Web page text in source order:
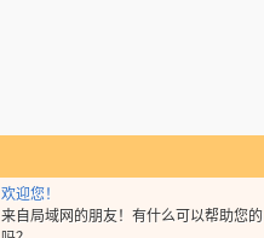
欢迎您！
来自局域网的朋友！有什么可以帮助您的